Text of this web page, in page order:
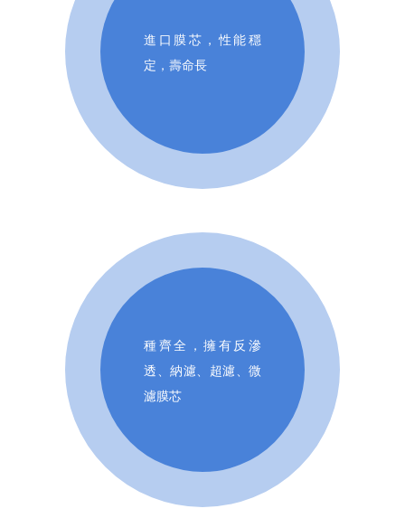
進口膜芯，性能穩
定，壽命長
種齊全，擁有反滲
透、納濾、超濾、微
濾膜芯